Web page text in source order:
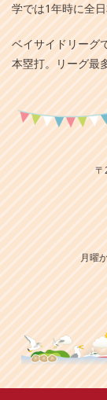
学では1年時に全
ベイサイドリーグ
本塁打。リーグ最
〒
月曜